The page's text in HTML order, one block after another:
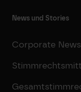
News und Stories
Corporate News